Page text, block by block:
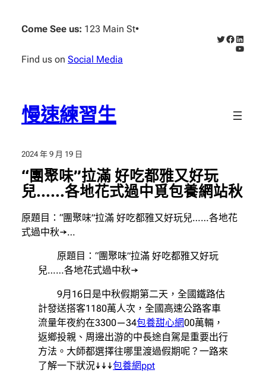
Come See us: 123 Main St•
Find us on Social Media
X Facebook
慢速練習生
2024 年 9 月 19 日
“團聚味”拉滿 好吃都雅又好玩
兒……各地花式過中覓包養網站秋
原題目：“團聚味”拉滿 好吃都雅又好玩兒……各地花
式過中秋→…
原題目：“團聚味”拉滿 好吃都雅又好玩
兒……各地花式過中秋→
9月16日是中秋假期第二天，全國鐵路估
計發送搭客1180萬人次，全國高速公路客車
流量年夜約在3300—34包養甜心網00萬輛，
返鄉投親、周邊出游的中長途自駕是重要出行
方法。大師都選擇往哪里渡過假期呢？一路來
了解一下狀況↓↓↓包養網ppt